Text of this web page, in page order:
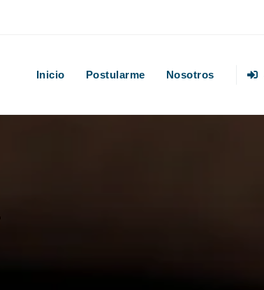
Inicio Postularme Nosotros